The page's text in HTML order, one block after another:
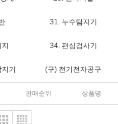
31. 누수탐지기
34. 편심검사기
기 (구) 전기전자공구
판매순위 상품명